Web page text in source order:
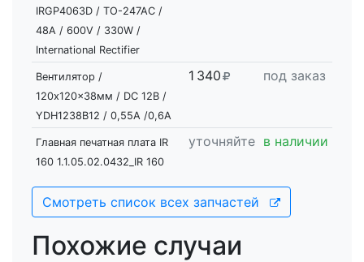
IRGP4063D / TO-247AC /
48A / 600V / 330W /
International Rectifier
Вентилятор /
120x120x38мм / DC 12В /
YDH1238B12 / 0,55A /0,6А
1 340 под заказ
Главная печатная плата IR
160 1.1.05.02.0432_IR 160
уточняйте в наличии
Смотреть список всех запчастей
Похожие случаи